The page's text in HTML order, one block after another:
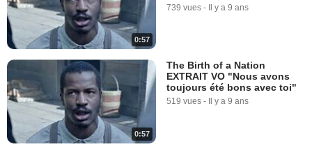
0:57
739 vues - Il y a 9 ans
0:57
The Birth of a Nation
EXTRAIT VO "Nous avons
toujours été bons avec toi"
519 vues - Il y a 9 ans